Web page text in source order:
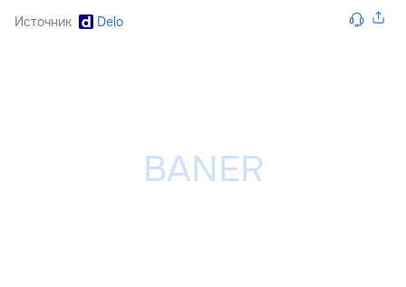
Источник Delo